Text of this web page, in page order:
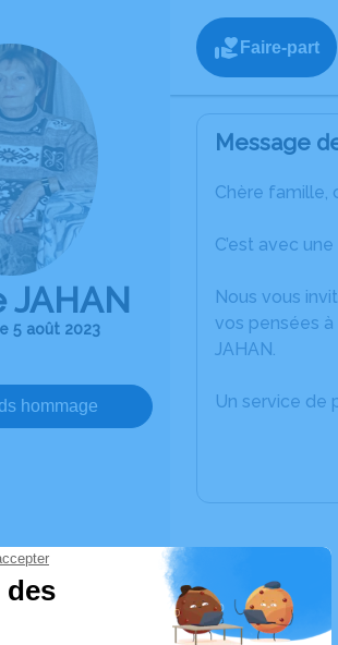
JAHAN
5 août 2023
hommage
Faire-part
Message
Chère famille,
C’est avec
Nous vous
vos pensées
JAHAN.
Un service de